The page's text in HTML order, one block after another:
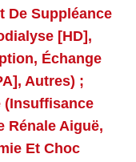
De Suppléance
[HD],
Échange
Autres) ;
Rénale Aiguë,
Et Choc